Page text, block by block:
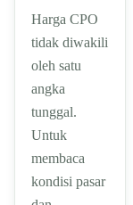
Harga CPO
tidak diwakili
oleh satu
angka
tunggal.
Untuk
membaca
kondisi pasar